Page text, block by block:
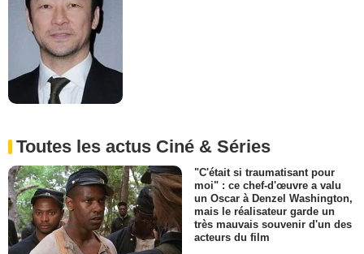
Toutes les actus Ciné & Séries
"C'était si traumatisant pour
moi" : ce chef-d'œuvre a valu
un Oscar à Denzel Washington,
mais le réalisateur garde un
très mauvais souvenir d'un des
acteurs du film